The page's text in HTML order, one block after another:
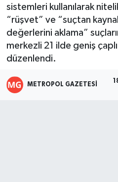
sistemleri kullanılarak
“rüşvet” ve “suçtan
değerlerini aklama”
merkezli 21 ilde geniş
düzenlendi.
METROPOL GAZETESI